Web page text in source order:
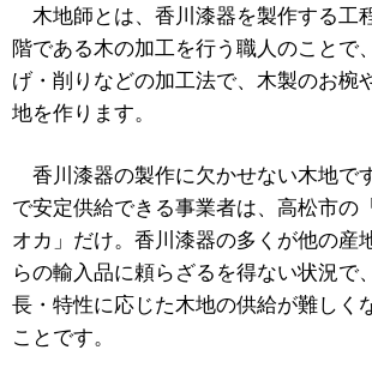
木地師とは、香川漆器を製作する工
階である木の加工を行う職人のことで
げ・削りなどの加工法で、木製のお椀
地を作ります。
香川漆器の製作に欠かせない木地で
で安定供給できる事業者は、高松市の
オカ」だけ。香川漆器の多くが他の産
らの輸入品に頼らざるを得ない状況で
長・特性に応じた木地の供給が難しく
ことです。